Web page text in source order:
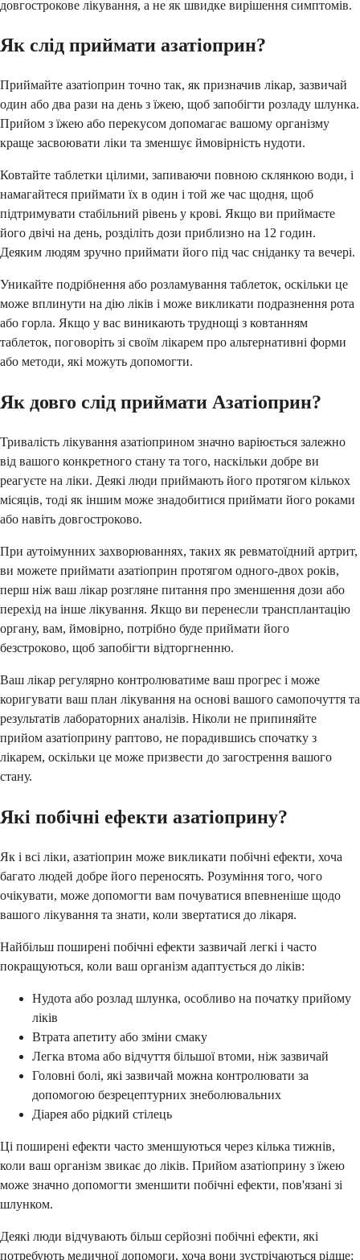
довгострокове лікування, а не як швидке вирішення симптомів.
Як слід приймати азатіоприн?
Приймайте азатіоприн точно так, як призначив лікар, зазвичай
один або два рази на день з їжею, щоб запобігти розладу шлунка.
Прийом з їжею або перекусом допомагає вашому організму
краще засвоювати ліки та зменшує ймовірність нудоти.
Ковтайте таблетки цілими, запиваючи повною склянкою води, і
намагайтеся приймати їх в один і той же час щодня, щоб
підтримувати стабільний рівень у крові. Якщо ви приймаєте
його двічі на день, розділіть дози приблизно на 12 годин.
Деяким людям зручно приймати його під час сніданку та вечері.
Уникайте подрібнення або розламування таблеток, оскільки це
може вплинути на дію ліків і може викликати подразнення рота
або горла. Якщо у вас виникають труднощі з ковтанням
таблеток, поговоріть зі своїм лікарем про альтернативні форми
або методи, які можуть допомогти.
Як довго слід приймати Азатіоприн?
Тривалість лікування азатіоприном значно варіюється залежно
від вашого конкретного стану та того, наскільки добре ви
реагуєте на ліки. Деякі люди приймають його протягом кількох
місяців, тоді як іншим може знадобитися приймати його роками
або навіть довгостроково.
При аутоімунних захворюваннях, таких як ревматоїдний артрит,
ви можете приймати азатіоприн протягом одного-двох років,
перш ніж ваш лікар розгляне питання про зменшення дози або
перехід на інше лікування. Якщо ви перенесли трансплантацію
органу, вам, ймовірно, потрібно буде приймати його
безстроково, щоб запобігти відторгненню.
Ваш лікар регулярно контролюватиме ваш прогрес і може
коригувати ваш план лікування на основі вашого самопочуття та
результатів лабораторних аналізів. Ніколи не припиняйте
прийом азатіоприну раптово, не порадившись спочатку з
лікарем, оскільки це може призвести до загострення вашого
стану.
Які побічні ефекти азатіоприну?
Як і всі ліки, азатіоприн може викликати побічні ефекти, хоча
багато людей добре його переносять. Розуміння того, чого
очікувати, може допомогти вам почуватися впевненіше щодо
вашого лікування та знати, коли звертатися до лікаря.
Найбільш поширені побічні ефекти зазвичай легкі і часто
покращуються, коли ваш організм адаптується до ліків:
Нудота або розлад шлунка, особливо на початку прийому
ліків
Втрата апетиту або зміни смаку
Легка втома або відчуття більшої втоми, ніж зазвичай
Головні болі, які зазвичай можна контролювати за
допомогою безрецептурних знеболювальних
Діарея або рідкий стілець
Ці поширені ефекти часто зменшуються через кілька тижнів,
коли ваш організм звикає до ліків. Прийом азатіоприну з їжею
може значно допомогти зменшити побічні ефекти, пов'язані зі
шлунком.
Деякі люди відчувають більш серйозні побічні ефекти, які
потребують медичної допомоги, хоча вони зустрічаються рідше: